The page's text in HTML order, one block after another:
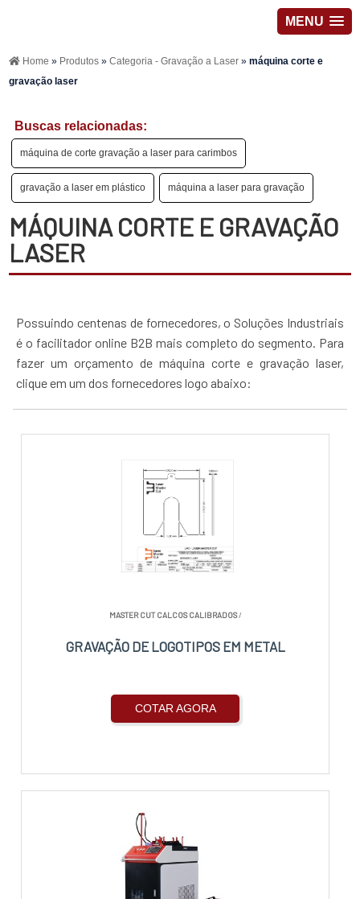
MENU
Home » Produtos»Categoria - Gravação a Laser»máquina corte e
gravação laser
Buscas relacionadas:
máquina de corte gravação a laser para carimbos
gravação a laser em plástico máquina a laser para gravação
MÁQUINA CORTE E GRAVAÇÃO
LASER
Possuindo centenas de fornecedores, o Soluções Industriais
é o facilitador online B2B mais completo do segmento. Para
fazer um orçamento de máquina corte e gravação laser,
clique em um dos fornecedores logo abaixo:
MASTER CUT CALCOS CALIBRADOS/
GRAVAÇÃO DE LOGOTIPOS EM METAL
COTAR AGORA